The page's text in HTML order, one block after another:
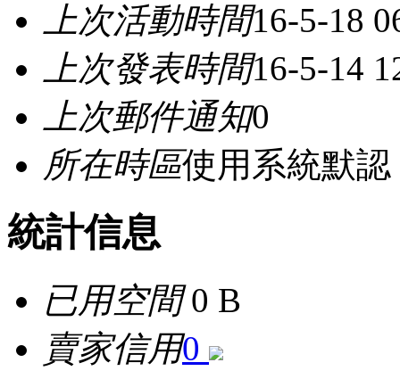
上次活動時間16-5-18
上次發表時間16-5-14
上次郵件通知0
所在時區使用系統默認
統計信息
已用空間0 B
賣家信用0